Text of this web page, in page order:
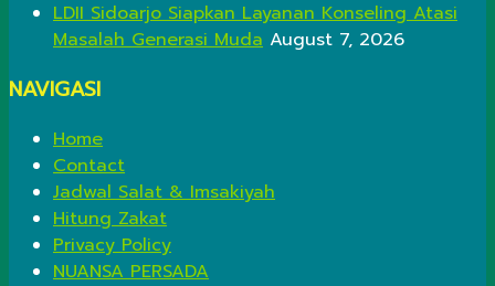
LDII Sidoarjo Siapkan Layanan Konseling Atasi
Masalah Generasi Muda August 7, 2026
NAVIGASI
Home
Contact
Jadwal Salat & Imsakiyah
Hitung Zakat
Privacy Policy
NUANSA PERSADA